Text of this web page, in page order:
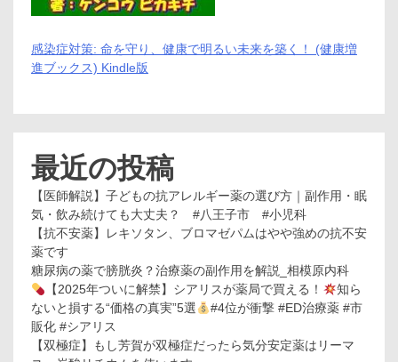
感染症対策: 命を守り、健康で明るい未来を築く！ (健康増
進ブックス) Kindle版
最近の投稿
【医師解説】子どもの抗アレルギー薬の選び方｜副作用・眠
気・飲み続けても大丈夫？ #八王子市 #小児科
【抗不安薬】レキソタン、ブロマゼパムはやや強めの抗不安
薬です
糖尿病の薬で膀胱炎？治療薬の副作用を解説_相模原内科
【2025年ついに解禁】シアリスが薬局で買える！
知ら
ないと損する“価格の真実”5選
#4位が衝撃 #ED治療薬 #市
販化 #シアリス
【双極症】もし芳賀が双極症だったら気分安定薬はリーマ